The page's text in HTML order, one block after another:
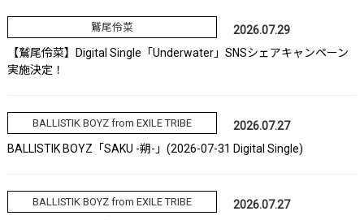
鷲尾伶菜
2026.07.29
【鷲尾伶菜】Digital Single「Underwater」SNSシェアキャンペーン
実施決定！
BALLISTIK BOYZ from EXILE TRIBE
2026.07.27
BALLISTIK BOYZ「SAKU -朔-」(2026-07-31 Digital Single)
BALLISTIK BOYZ from EXILE TRIBE
2026.07.27